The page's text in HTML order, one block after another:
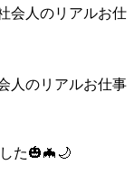
人のリアルお仕事